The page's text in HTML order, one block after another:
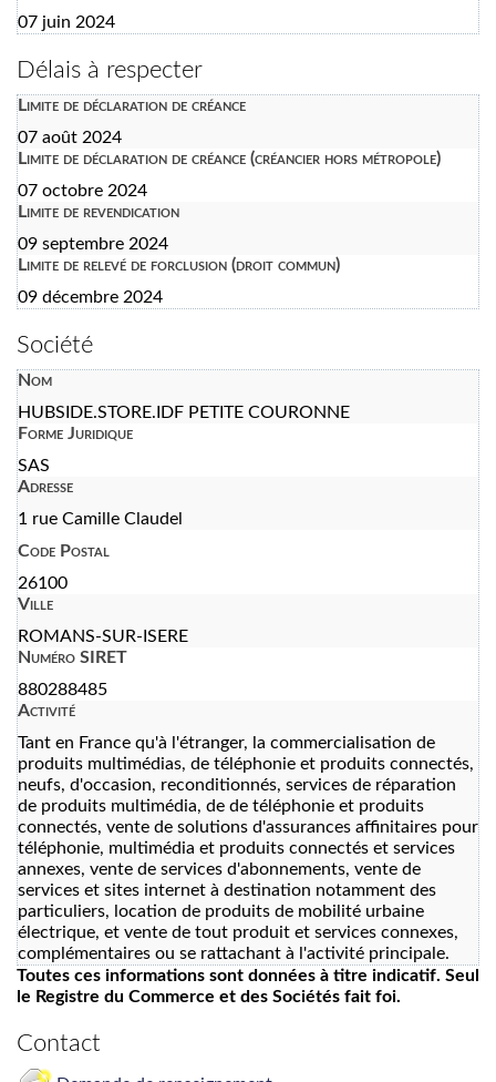
07 juin 2024
Délais à respecter
Limite de déclaration de créance
07 août 2024
Limite de déclaration de créance (créancier hors métropole)
07 octobre 2024
Limite de revendication
09 septembre 2024
Limite de relevé de forclusion (droit commun)
09 décembre 2024
Société
Nom
HUBSIDE.STORE.IDF PETITE COURONNE
Forme Juridique
SAS
Adresse
1 rue Camille Claudel
Code Postal
26100
Ville
ROMANS-SUR-ISERE
Numéro SIRET
880288485
Activité
Tant en France qu'à l'étranger, la commercialisation de
produits multimédias, de téléphonie et produits connectés,
neufs, d'occasion, reconditionnés, services de réparation
de produits multimédia, de de téléphonie et produits
connectés, vente de solutions d'assurances affinitaires pour
téléphonie, multimédia et produits connectés et services
annexes, vente de services d'abonnements, vente de
services et sites internet à destination notamment des
particuliers, location de produits de mobilité urbaine
électrique, et vente de tout produit et services connexes,
complémentaires ou se rattachant à l'activité principale.
Toutes ces informations sont données à titre indicatif. Seul
le Registre du Commerce et des Sociétés fait foi.
Contact